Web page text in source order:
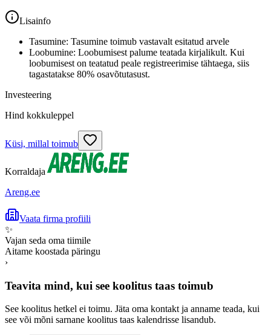
Lisainfo
Tasumine: Tasumine toimub vastavalt esitatud arvele
Loobumine: Loobumisest palume teatada kirjalikult. Kui
loobumisest on teatatud peale registreerimise tähtaega, siis
tagastatakse 80% osavõtutasust.
Investeering
Hind kokkuleppel
Küsi, millal toimub
Korraldaja
Areng.ee
Vaata firma profiili
✨
Vajan seda oma tiimile
Aitame koostada päringu
›
Teavita mind, kui see koolitus taas toimub
See koolitus hetkel ei toimu. Jäta oma kontakt ja anname teada, kui
see või mõni sarnane koolitus taas kalendrisse lisandub.